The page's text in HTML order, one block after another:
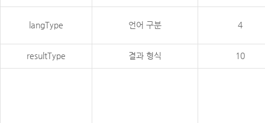
langType 언어 구분 4
resultType 결과 형식 10